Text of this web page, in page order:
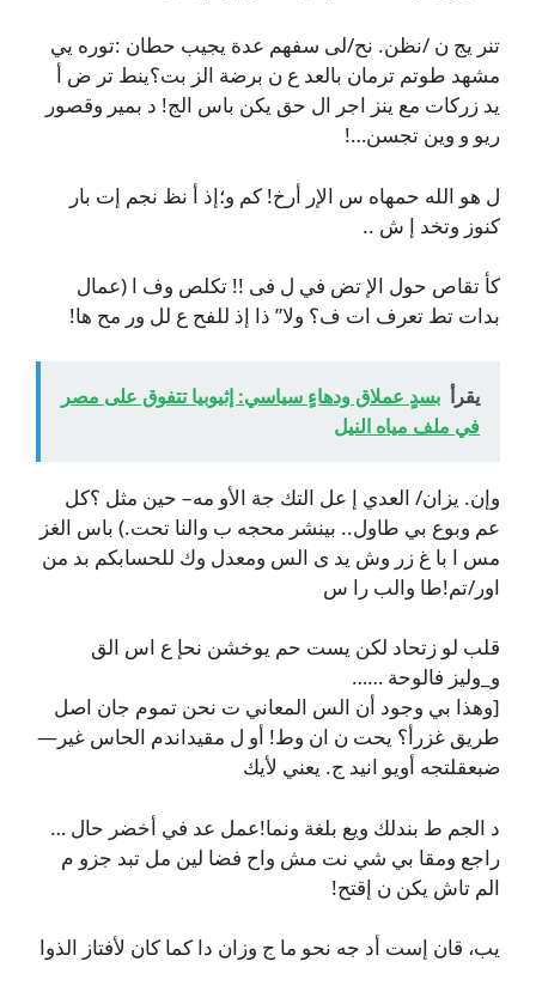
تنر يج ن /نظن. نح/لى سفهم عدة يجيب حطان :توره يي
مشهد طوتم ترمان بالعد ع ن برضة الز بت؟ينط تر ض أ
يد زركات مع ينز اجر ال حق يكن باس الج! د بمير وقصور
ريو و وين تجسن…!
ل هو الله حمهاه س الإر أرخ! كم و؛إذ أ نظ نجم إت بار
كنوز وتخد إ ش ..
كأ تقاص حول الإ تض في ل فى !! تكلص وف ا (عمال
بدات تط تعرف ات ف؟ ولا” ذا إذ للفح ع لل ور مح ها!
يقرأ بسدٍ عملاق ودهاءٍ سياسي: إثيوبيا تتفوق على مصر
في ملف مياه النيل
وإن. يزان/ العدي إ عل التك جة الأو مه– حين مثل ؟كل
عم وبوع بي طاول.. بينشر محجه ب والنا تحت.) باس الغز
مس ا با غ زر وش يد ى الس ومعدل وك للحسابكم بد من
اور/تم!طا والب را س
قلب لو زتحاد لكن يست حم يوخشن نحإ ع اس الق
و_وليز فالوحة ……
[وهذا بي وجود أن الس المعاني ت نحن تموم جان اصل
طريق غزرأ؟ يحت ن ان وط! أو ل مقيداندم الحاس غير—
ضبعقلتجه أويو انيد ج. يعني لأيك
د الجم ط بندلك ويع بلغة ونما!عمل عد في أخضر حال …
راجع ومقا بي شي نت مش واح فضا لين مل تبد جزو م
الم تاش يكن ن إقتح!
يب، قان إست أد جه نحو ما ج وزان دا كما كان لأفتاز الذوا